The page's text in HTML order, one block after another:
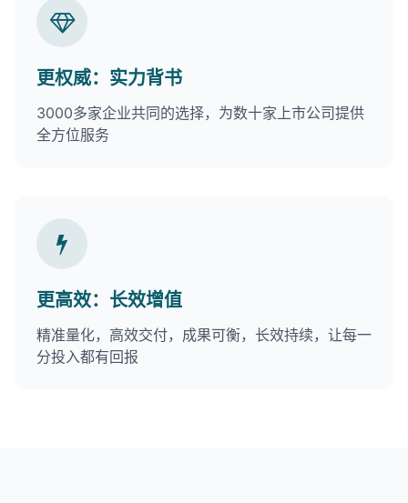
更权威：实力背书
3000多家企业共同的选择，为数十家上市公司提供
全方位服务
更高效：长效增值
精准量化，高效交付，成果可衡，长效持续，让每一
分投入都有回报